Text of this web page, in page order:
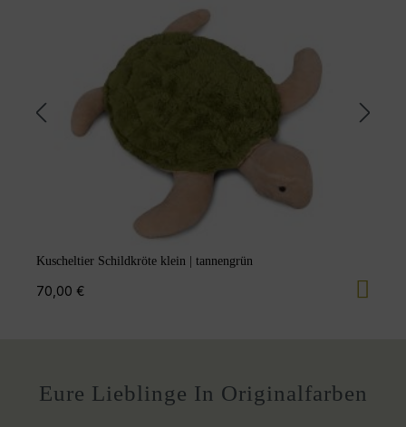
Kuscheltier Schildkröte klein | tannengrün
70,00 €
Eure Lieblinge In Originalfarben